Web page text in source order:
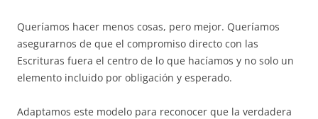
Queríamos hacer menos cosas, pero mejor. Queríamos
asegurarnos de que el compromiso directo con las
Escrituras fuera el centro de lo que hacíamos y no solo un
elemento incluido por obligación y esperado.
Adaptamos este modelo para reconocer que la verdadera